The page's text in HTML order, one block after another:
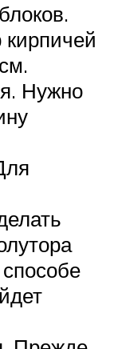
Нужно